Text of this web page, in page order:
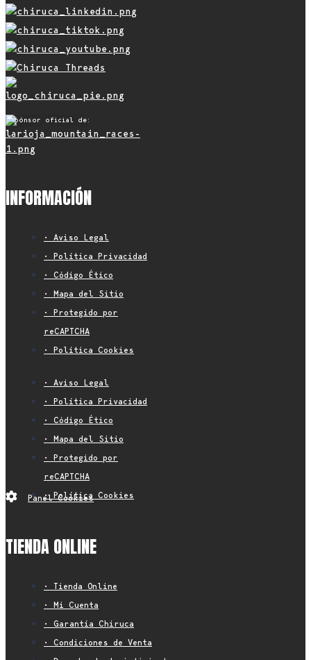
Espónsor oficial de:
INFORMACIÓN
• Aviso Legal
• Política Privacidad
• Código Ético
• Mapa del Sitio
• Protegido por
reCAPTCHA
• Política Cookies
• Aviso Legal
• Política Privacidad
• Código Ético
• Mapa del Sitio
• Protegido por
reCAPTCHA
• Política Cookies
Panel Cookies
TIENDA ONLINE
• Tienda Online
• Mi Cuenta
• Garantía Chiruca
• Condiciones de Venta